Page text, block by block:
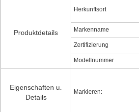
Produktdetails
Herkunftsort
Markenname
Zertifizierung
Modellnummer
Eigenschaften u.
Details
Markieren: